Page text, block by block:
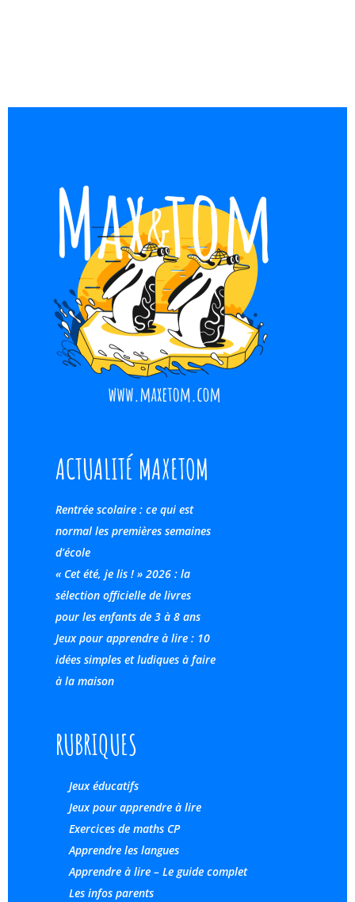
ACTUALITÉ MAXETOM
Rentrée scolaire : ce qui est
normal les premières semaines
d’école
« Cet été, je lis ! » 2026 : la
sélection officielle de livres
pour les enfants de 3 à 8 ans
Jeux pour apprendre à lire : 10
idées simples et ludiques à faire
à la maison
RUBRIQUES
Jeux éducatifs
Jeux pour apprendre à lire
Exercices de maths CP
Apprendre les langues
Apprendre à lire – Le guide complet
Les infos parents